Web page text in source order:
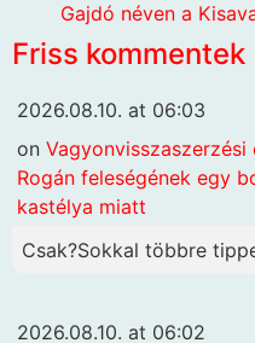
Gajdó néven a
Friss kommentek
2026.08.10. at 06:03
on
Rogán feleségének egy
kastélya miatt
Csak?Sokkal többre
2026.08.10. at 06:02